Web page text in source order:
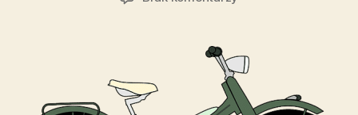
rower
elektryczny?
Zasady